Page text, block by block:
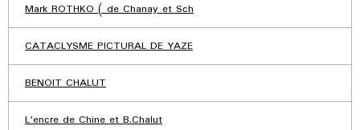
Mark ROTHKO ( de Chanay et Sch
CATACLYSME PICTURAL DE YAZE
BENOIT CHALUT
L'encre de Chine et B.Chalut